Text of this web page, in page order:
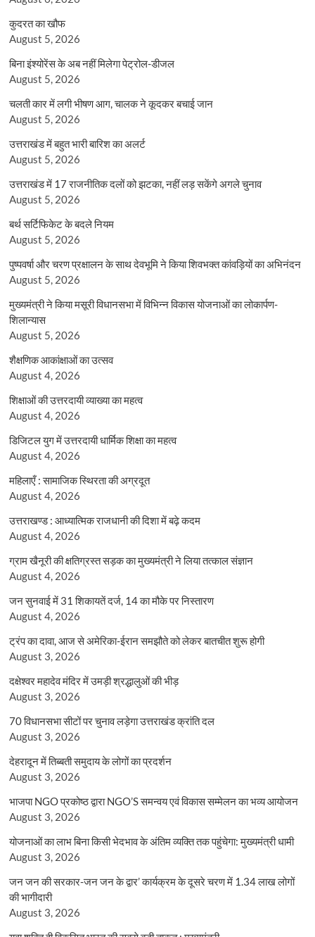
कुदरत का खौफ
August 5, 2026
बिना इंश्योरेंस के अब नहीं मिलेगा पेट्रोल-डीजल
August 5, 2026
चलती कार में लगी भीषण आग, चालक ने कूदकर बचाई जान
August 5, 2026
उत्तराखंड में बहुत भारी बारिश का अलर्ट
August 5, 2026
उत्तराखंड में 17 राजनीतिक दलों को झटका, नहीं लड़ सकेंगे अगले चुनाव
August 5, 2026
बर्थ सर्टिफिकेट के बदले नियम
August 5, 2026
पुष्पवर्षा और चरण प्रक्षालन के साथ देवभूमि ने किया शिवभक्त कांवड़ियों का अभिनंदन
August 5, 2026
मुख्यमंत्री ने किया मसूरी विधानसभा में विभिन्न विकास योजनाओं का लोकार्पण-
शिलान्यास
August 5, 2026
शैक्षणिक आकांक्षाओं का उत्सव
August 4, 2026
शिक्षाओं की उत्तरदायी व्याख्या का महत्व
August 4, 2026
डिजिटल युग में उत्तरदायी धार्मिक शिक्षा का महत्व
August 4, 2026
महिलाएँ : सामाजिक स्थिरता की अग्रदूत
August 4, 2026
उत्तराखण्ड : आध्यात्मिक राजधानी की दिशा में बढ़े कदम
August 4, 2026
ग्राम खैनूरी की क्षतिग्रस्त सड़क का मुख्यमंत्री ने लिया तत्काल संज्ञान
August 4, 2026
जन सुनवाई में 31 शिकायतें दर्ज, 14 का मौके पर निस्तारण
August 4, 2026
ट्रंप का दावा, आज से अमेरिका-ईरान समझौते को लेकर बातचीत शुरू होगी
August 3, 2026
दक्षेश्वर महादेव मंदिर में उमड़ी श्रद्धालुओं की भीड़
August 3, 2026
70 विधानसभा सीटों पर चुनाव लड़ेगा उत्तराखंड क्रांति दल
August 3, 2026
देहरादून में तिब्बती समुदाय के लोगों का प्रदर्शन
August 3, 2026
भाजपा NGO प्रकोष्ठ द्वारा NGO’S समन्वय एवं विकास सम्मेलन का भव्य आयोजन
August 3, 2026
योजनाओं का लाभ बिना किसी भेदभाव के अंतिम व्यक्ति तक पहुंचेगा: मुख्यमंत्री धामी
August 3, 2026
जन जन की सरकार-जन जन के द्वार’ कार्यक्रम के दूसरे चरण में 1.34 लाख लोगों
की भागीदारी
August 3, 2026